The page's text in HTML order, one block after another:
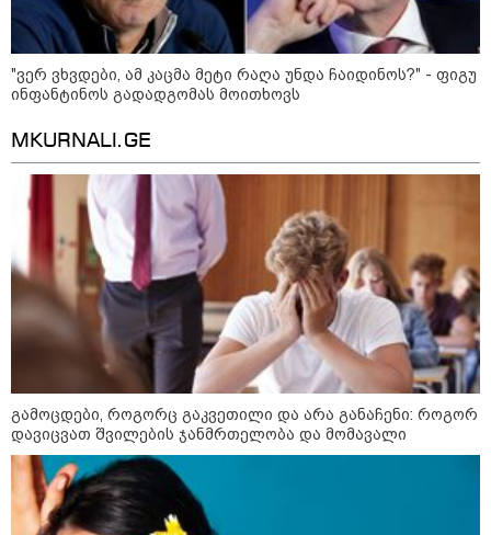
საფრანგეთის სოფელში ტყის
ხანძრის შემდეგ მეორე
მსოფლიო ომის დროინდელი
ასობით ჭურვი აღმოაჩინეს -
"რიგრიგობით
ფეთქდებოდნენ..."
კატეგორიის ყველა სიახლე
2008 წლის რუსეთ-საქართველოს
ომიდან 18 წელი გავიდა
სამოქალაქო საზოგადოების
წარმომადგენლები 2008 წლის
ომის 18 წლისთავთან
დაკავშირებით ერთობლივ
განცხადებას ავრცელებენ
"ვერ ვხვდები, ამ კაცმა მეტი რაღა უნდა ჩაიდინოს?" - ფიგუ
ინფანტინოს გადადგომას მოითხოვს
MKURNALI.GE
გამოცდები, როგორც გაკვეთილი და არა განაჩენი: როგორ
დავიცვათ შვილების ჯანმრთელობა და მომავალი